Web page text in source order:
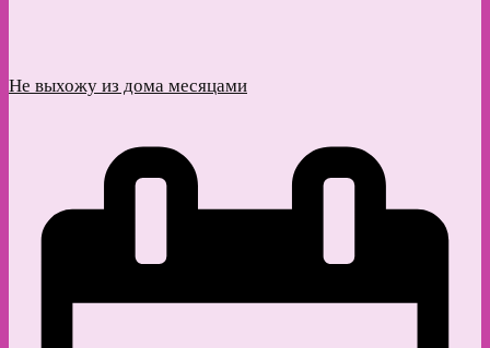
Не выхожу из дома месяцами